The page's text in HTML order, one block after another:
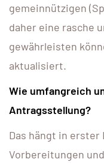
gemeinnützigen
daher eine rasche
gewährleisten
aktualisiert.
Wie umfangreich
Antragsstellung?
Das hängt in
Vorbereitungen